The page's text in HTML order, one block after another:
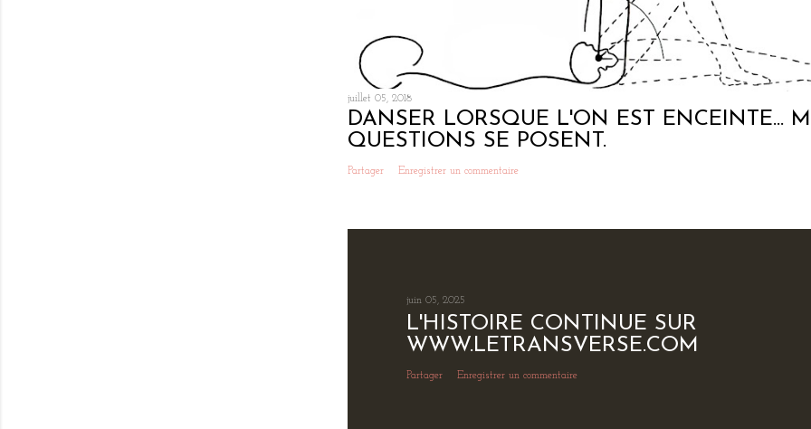
juillet 05, 2018
DANSER LORSQUE L'ON EST ENCEINTE...
QUESTIONS SE POSENT.
Partager Enregistrer un commentaire
juin 05, 2025
L'HISTOIRE CONTINUE SUR
WWW.LETRANSVERSE.COM
Partager Enregistrer un commentaire